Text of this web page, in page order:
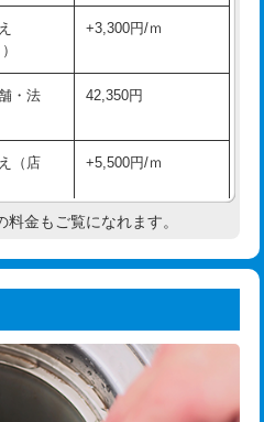
現場見積
格です。
5,500円
ンド止
5,500円
戻し作
11,000円
）使
・銅
で)
44,000円
・銅
+8,800円
+3,300円/ｍ
・法
42,350円
（店
+5,500円/ｍ
現地調査
+3,300円
33,000円
金もご覧になれます。